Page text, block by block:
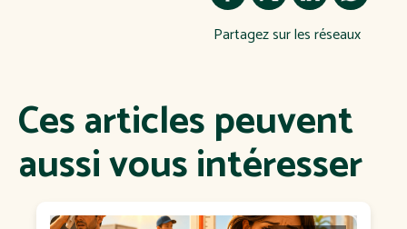
Partagez sur les réseaux
Ces articles peuvent
aussi vous intéresser